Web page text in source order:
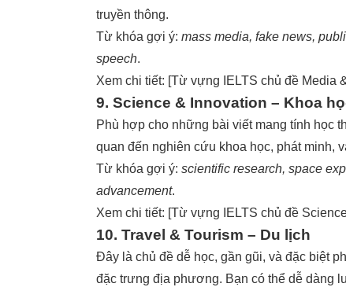
truyền thông.
Từ khóa gợi ý: mass media, fake news,
speech.
Xem chi tiết: [Từ vựng IELTS chủ đề Media
9. Science & Innovation – Khoa
Phù hợp cho những bài viết mang tính học
quan đến nghiên cứu khoa học, phát minh,
Từ khóa gợi ý: scientific research, space
advancement.
Xem chi tiết: [Từ vựng IELTS chủ đề
10. Travel & Tourism – Du lịch
Đây là chủ đề dễ học, gần gũi, và đặc biệt
đặc trưng địa phương. Bạn có thể dễ dàng